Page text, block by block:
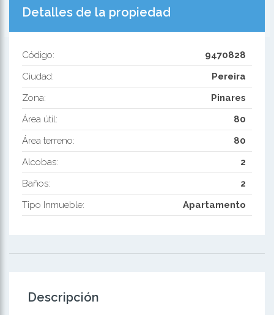
Detalles de la propiedad
Código:
9470828
Ciudad:
Pereira
Zona:
Pinares
Área útil:
80
Área terreno:
80
Alcobas:
2
Baños:
2
Tipo Inmueble:
Apartamento
Descripción